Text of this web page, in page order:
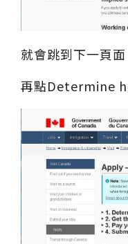
就會跳到下一頁面
再點Determine